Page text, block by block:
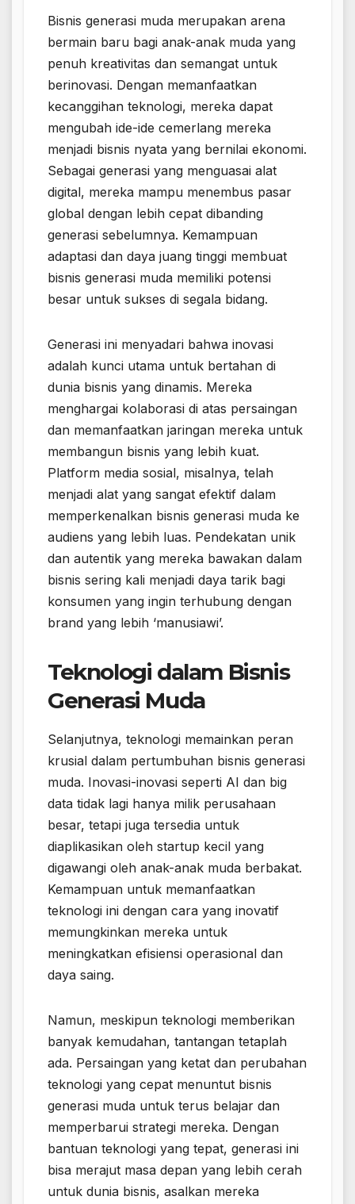
Bisnis generasi muda merupakan arena
bermain baru bagi anak-anak muda yang
penuh kreativitas dan semangat untuk
berinovasi. Dengan memanfaatkan
kecanggihan teknologi, mereka dapat
mengubah ide-ide cemerlang mereka
menjadi bisnis nyata yang bernilai ekonomi.
Sebagai generasi yang menguasai alat
digital, mereka mampu menembus pasar
global dengan lebih cepat dibanding
generasi sebelumnya. Kemampuan
adaptasi dan daya juang tinggi membuat
bisnis generasi muda memiliki potensi
besar untuk sukses di segala bidang.
Generasi ini menyadari bahwa inovasi
adalah kunci utama untuk bertahan di
dunia bisnis yang dinamis. Mereka
menghargai kolaborasi di atas persaingan
dan memanfaatkan jaringan mereka untuk
membangun bisnis yang lebih kuat.
Platform media sosial, misalnya, telah
menjadi alat yang sangat efektif dalam
memperkenalkan bisnis generasi muda ke
audiens yang lebih luas. Pendekatan unik
dan autentik yang mereka bawakan dalam
bisnis sering kali menjadi daya tarik bagi
konsumen yang ingin terhubung dengan
brand yang lebih ‘manusiawi’.
Teknologi dalam Bisnis
Generasi Muda
Selanjutnya, teknologi memainkan peran
krusial dalam pertumbuhan bisnis generasi
muda. Inovasi-inovasi seperti AI dan big
data tidak lagi hanya milik perusahaan
besar, tetapi juga tersedia untuk
diaplikasikan oleh startup kecil yang
digawangi oleh anak-anak muda berbakat.
Kemampuan untuk memanfaatkan
teknologi ini dengan cara yang inovatif
memungkinkan mereka untuk
meningkatkan efisiensi operasional dan
daya saing.
Namun, meskipun teknologi memberikan
banyak kemudahan, tantangan tetaplah
ada. Persaingan yang ketat dan perubahan
teknologi yang cepat menuntut bisnis
generasi muda untuk terus belajar dan
memperbarui strategi mereka. Dengan
bantuan teknologi yang tepat, generasi ini
bisa merajut masa depan yang lebih cerah
untuk dunia bisnis, asalkan mereka